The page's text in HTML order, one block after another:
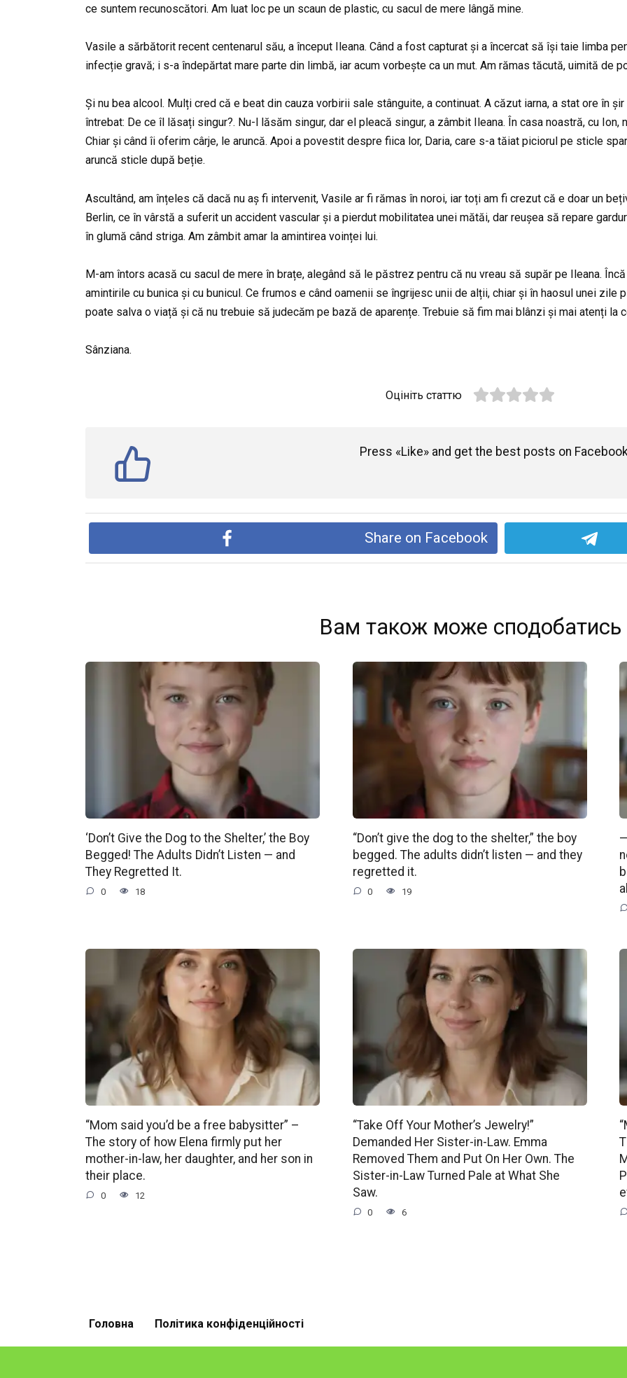
ce suntem recunoscători. Am luat loc pe un scaun de plastic, cu sacul de mere lângă mine.
Vasile a sărbătorit recent centenarul său, a început Ileana. Când a fost capturat și a încercat să își taie limba
infecție gravă; i s-a îndepărtat mare parte din limbă, iar acum vorbește ca un mut. Am rămas tăcută, uimită de
Și nu bea alcool. Mulți cred că e beat din cauza vorbirii sale stânguite, a continuat. A căzut iarna, a stat ore în
întrebat: De ce îl lăsați singur?. Nu-l lăsăm singur, dar el pleacă singur, a zâmbit Ileana. În casa noastră, cu Ion,
Chiar și când îi oferim cârje, le aruncă. Apoi a povestit despre fiica lor, Daria, care s-a tăiat piciorul pe sticle
aruncă sticle după beție.
Ascultând, am înțeles că dacă nu aș fi intervenit, Vasile ar fi rămas în noroi, iar toți am fi crezut că e doar un
Berlin, ce în vârstă a suferit un accident vascular și a pierdut mobilitatea unei mătăi, dar reușea să repare
în glumă când striga. Am zâmbit amar la amintirea voinței lui.
M-am întors acasă cu sacul de mere în brațe, alegând să le păstrez pentru că nu vreau să supăr pe Ileana.
amintirile cu bunica și cu bunicul. Ce frumos e când oamenii se îngrijesc unii de alții, chiar și în haosul unei
poate salva o viață și că nu trebuie să judecăm pe bază de aparențe. Trebuie să fim mai blânzi și mai atenți la
Sânziana.
Оцініть статтю
Press «Like» and get the best posts on
Share on Facebook
Вам також може сподобатись
‘Don’t Give the Dog to the Shelter,’ the Boy
Begged! The Adults Didn’t Listen — and
They Regretted It.
0 18
“Don’t give the dog to the shelter,” the boy
begged. The adults didn’t listen — and they
regretted it.
0 19
“Mom said you’d be a free babysitter” –
The story of how Elena firmly put her
mother-in-law, her daughter, and her son in
their place.
0 12
“Take Off Your Mother’s Jewelry!”
Demanded Her Sister-in-Law. Emma
Removed Them and Put On Her Own. The
Sister-in-Law Turned Pale at What She
Saw.
0 6
Головна Політика конфіденційності